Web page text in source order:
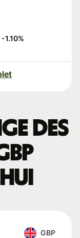
-1.10%
des
GBP